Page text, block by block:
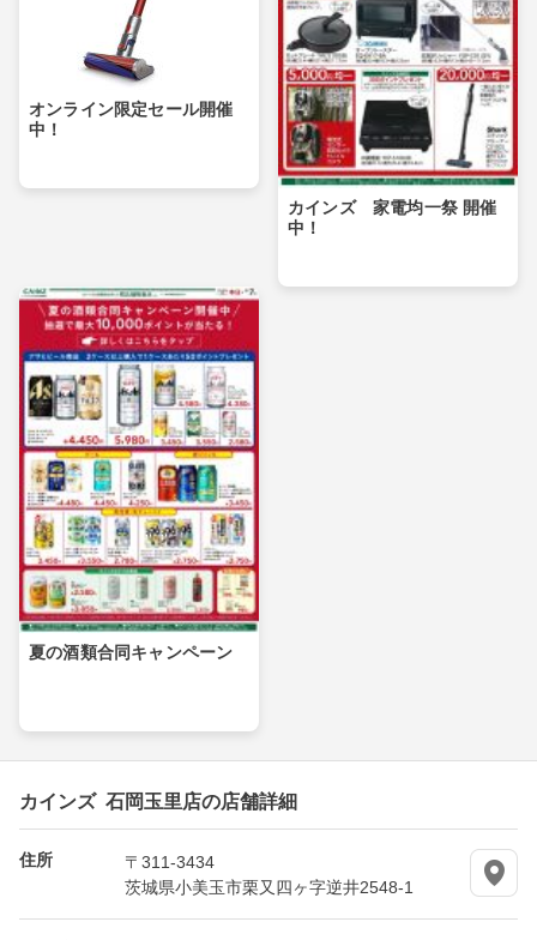
オンライン限定セール開催
中！
カインズ 家電均一祭 開催
中！
夏の酒類合同キャンペーン
カインズ 石岡玉里店の店舗詳細
住所
〒311-3434
茨城県小美玉市栗又四ヶ字逆井2548-1